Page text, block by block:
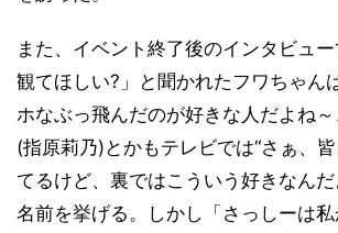
また、イベント終了後のインタビュ
観てほしい?」と聞かれたフワちゃん
ホなぶっ飛んだのが好きな人だよね
(指原莉乃)とかもテレビでは“さぁ、
てるけど、裏ではこういう好きなん
名前を挙げる。しかし「さっしーは